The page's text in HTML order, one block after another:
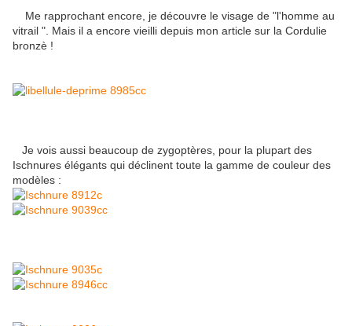
Me rapprochant encore, je découvre le visage de "l'homme au
vitrail ". Mais il a encore vieilli depuis mon article sur la Cordulie
bronzè !
Je vois aussi beaucoup de zygoptères, pour la plupart des
Ischnures élégants qui déclinent toute la gamme de couleur des
modèles :